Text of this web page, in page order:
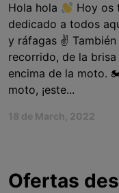
Hola hola
Hoy os
dedicado a todos
y ráfagas ✌
recorrido, de la
encima de la moto.
moto, ¡este...
18 de March, 2022
Ofertas